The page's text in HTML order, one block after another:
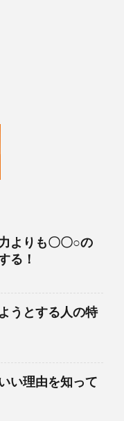
よりも〇〇○の
る！
うとする人の特
い理由を知って